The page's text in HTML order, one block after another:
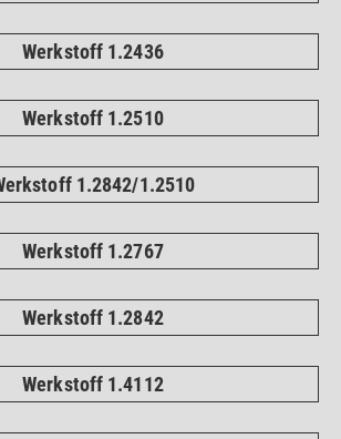
Werkstoff 1.2436
Werkstoff 1.2510
1.2842/1.2510
Werkstoff 1.2767
Werkstoff 1.2842
Werkstoff 1.4112